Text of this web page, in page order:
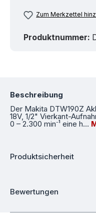
Zum Merkzettel
Produktnummer:
Beschreibung
Der Makita DTW190Z
18V, 1/2" Vierkant-
0 – 2.300 min⁻¹ eine h…
Produktsicherheit
Bewertungen